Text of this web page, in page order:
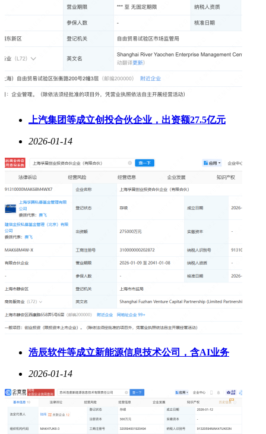
上汽集团等成立创投合伙企业，出资额27.5亿元
2026-01-14
浩辰软件等成立新能源信息技术公司，含AI业务
2026-01-14